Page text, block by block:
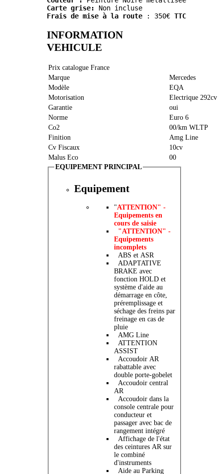
Carte grise:
Non incluse
Frais de mise à la route : 350€ TTC
INFORMATION
VEHICULE
Prix catalogue France
Marque
Mercedes
Modèle
EQA
Motorisation
Electrique 292cv
Garantie
oui
Norme
Euro 6
Co2
00/km WLTP
Finition
Amg Line
Cv Fiscaux
10cv
Malus Eco
00
EQUIPEMENT PRINCIPAL
Equipement
"ATTENTION" -
Equipements en
cours de saisie
"ATTENTION" -
Equipements
incomplets
ABS et ASR
ADAPTATIVE
BRAKE avec
fonction HOLD et
système d'aide au
démarrage en côte,
préremplissage et
séchage des freins par
freinage en cas de
pluie
AMG Line
ATTENTION
ASSIST
Accoudoir AR
rabattable avec
double porte-gobelet
Accoudoir central
AR
Accoudoir dans la
console centrale pour
conducteur et
passager avec bac de
rangement intégré
Affichage de l'état
des ceintures AR sur
le combiné
d'instruments
Aide au Parking